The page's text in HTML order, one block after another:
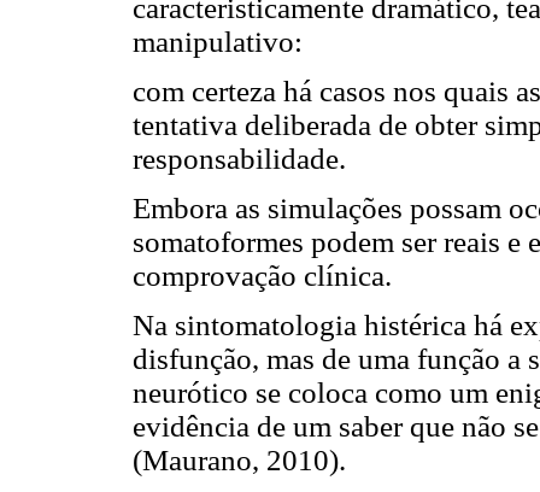
caracteristicamente dramático,
manipulativo:
com certeza há casos nos quais
tentativa deliberada de obter
responsabilidade.
Embora as simulações possam
somatoformes podem ser reais e
comprovação clínica.
Na sintomatologia histérica há
disfunção, mas de uma função a
neurótico se coloca como um
evidência de um saber que não
(Maurano, 2010).